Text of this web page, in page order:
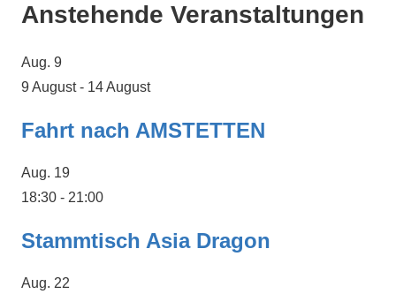
Anstehende Veranstaltungen
Aug. 9
9 August- 14 August
Fahrt nach AMSTETTEN
Aug. 19
18:30 - 21:00
Stammtisch Asia Dragon
Aug. 22